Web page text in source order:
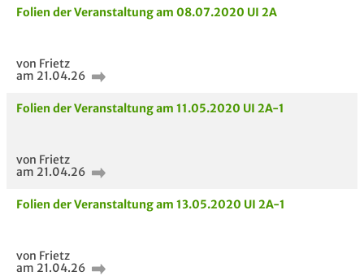
Folien der Veranstaltung am 08.07.2020 UI 2A
von Frietz
am 21.04.26
Folien der Veranstaltung am 11.05.2020 UI 2A-1
von Frietz
am 21.04.26
Folien der Veranstaltung am 13.05.2020 UI 2A-1
von Frietz
am 21.04.26